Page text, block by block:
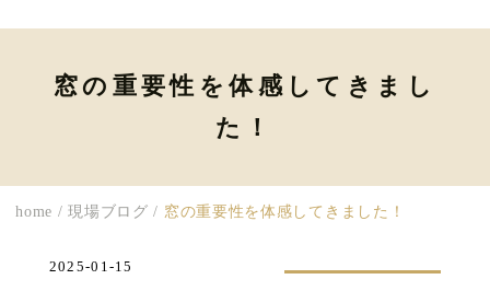
窓の重要性を体感してきまし
た！
home /現場ブログ / 窓の重要性を体感してきました！
2025-01-15